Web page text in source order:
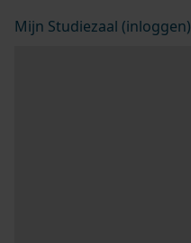
Mijn Studiezaal (inloggen)